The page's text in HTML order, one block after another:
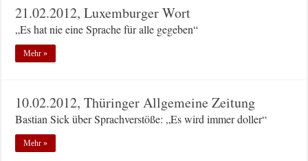
21.02.2012, Luxemburger Wort
„Es hat nie eine Sprache für alle gegeben“
Mehr »
10.02.2012, Thüringer Allgemeine Zeitung
Bastian Sick über Sprachverstöße: „Es wird immer doller“
Mehr »